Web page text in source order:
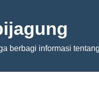
berbagi informasi